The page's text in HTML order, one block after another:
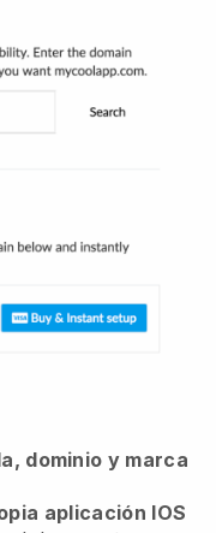
dominio y marca
aplicación IOS